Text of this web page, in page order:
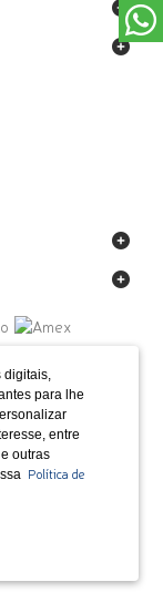
digitais,
para lhe
entre
outras
Política de